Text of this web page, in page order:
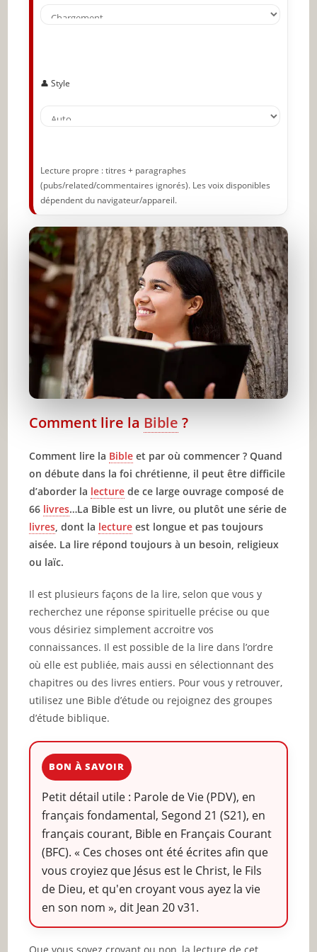
Mettez en parallèle l’Ancien et le Nouveau
Ayez une Bible électronique
Trouvez le temps de lire
Priez pendant votre lecture
N’hésitez pas à utiliser un guide de lecture
Prenez des notes
Impliquez-vous dans un groupe d’étude
biblique
Lire la Bible dans la pratique
🔥 À lire aussi sur JeunInfo
✨ Nouveau sur JeunInfo ?
Partager l'amour
👤 Style
Lecture propre : titres + paragraphes
(pubs/related/commentaires ignorés). Les voix disponibles
dépendent du navigateur/appareil.
Comment lire la Bible ?
Comment lire la Bible et par où commencer ? Quand
on débute dans la foi chrétienne, il peut être difficile
d’aborder la lecture de ce large ouvrage composé de
66 livres…La Bible est un livre, ou plutôt une série de
livres, dont la lecture est longue et pas toujours
aisée. La lire répond toujours à un besoin, religieux
ou laïc.
Il est plusieurs façons de la lire, selon que vous y
recherchez une réponse spirituelle précise ou que
vous désiriez simplement accroitre vos
connaissances. Il est possible de la lire dans l’ordre
où elle est publiée, mais aussi en sélectionnant des
chapitres ou des livres entiers. Pour vous y retrouver,
utilisez une Bible d’étude ou rejoignez des groupes
d’étude biblique.
BON À SAVOIR
Petit détail utile : Parole de Vie (PDV), en
français fondamental, Segond 21 (S21), en
français courant, Bible en Français Courant
(BFC). « Ces choses ont été écrites afin que
vous croyiez que Jésus est le Christ, le Fils
de Dieu, et qu'en croyant vous ayez la vie
en son nom », dit Jean 20 v31.